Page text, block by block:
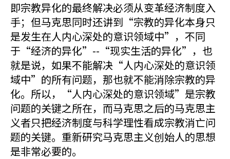
即宗教异化的最终解决必须从变革经济制度入
手；但马克思同时还讲到“宗教的异化本身只
是发生在人内心深处的意识领域中”，不同
于“经济的异化”--“现实生活的异化”，也
就是说，如果不能解决“人内心深处的意识领
域中”的所有问题，那也就不能消除宗教的异
化。所以，“人内心深处的意识领域”是宗教
问题的关键之所在，而马克思之后的马克思主
义者只把经济制度与科学理性看成宗教消亡问
题的关键。重新研究马克思主义创始人的思想
是非常必要的。